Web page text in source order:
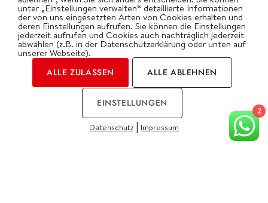
bigBBQ goes Social
Kategorien
2
unter „Einstellungen verwalten“ detaillierte Informationen
der von uns eingesetzten Arten von Cookies erhalten und
deren Einstellungen aufrufen. Sie können die Einstellungen
jederzeit aufrufen und Cookies auch nachträglich jederzeit
abwählen (z.B. in der Datenschutzerklärung oder unten auf
unserer Webseite).
ALLE ZULASSEN ALLE ABLEHNEN
EINSTELLUNGEN
Datenschutz | Impressum